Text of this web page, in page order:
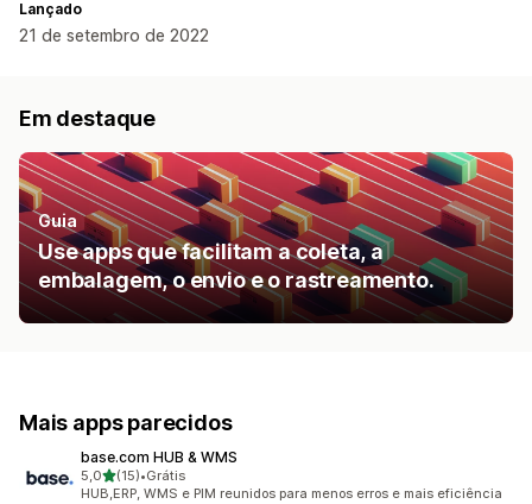
Lançado
21 de setembro de 2022
Em destaque
Guia
Use apps que facilitam a coleta, a
embalagem, o envio e o rastreamento.
Mais apps parecidos
base.com HUB & WMS
5,0de 5 estrelas
(15)
15 avaliações ao todo
•Grátis
HUB,ERP, WMS e PIM reunidos para menos erros e mais eficiência